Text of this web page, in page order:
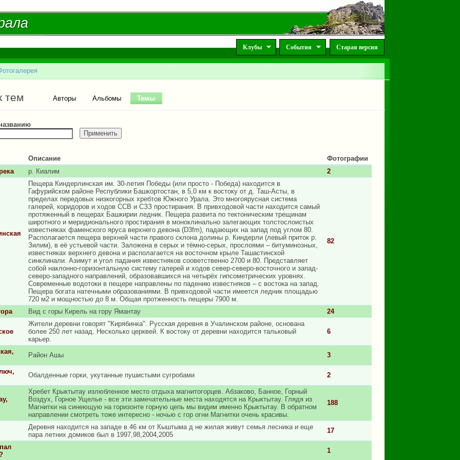
Клубы События Старая версия
тем
вкладки Авторы Альбомы Темы
Описание
Фотографии
р. Киалим 2
Пещера Киндерлинская им. 30-летия Победы (или просто - Победа) находится в
Гафурийском районе Республики Башкортостан, в 5,0 км к востоку от д. Таш-Асты, в
пределах передовых низкогорных хребтов Южного Урала. Это многоярусная система
галерей, коридоров и ходов ССВ и СЗЗ простирания. В привходовой части находится самый
протяженный в пещерах Башкирии ледник. Пещера развита по тектоническим трещинам
широтного и меридионального простирания в моноклинально залегающих толстослоистых
известняках фаменского яруса верхнего девона (D3fm), падающих на запад под углом 80.
Располагается пещера верхней части правого склона долины р. Киндерли (левый приток р.
Зилим), в её устьевой части. Заложена в серых и тёмно-серых, прослоями – битуминозных,
известняках верхнего девона и располагается на восточном крыле Ташастинской
синклинали. Азимут и угол падания известняков сооветственно 2700 и 80. Представляет
собой наклонно-горизонтальную систему галерей и ходов север-северо-восточного и запад-
северо-западного направлений, образовавшихся на четырёх гипсометрических уровнях.
Современные водотоки в пещере направлены по падению известняков – с востока на запад.
Пещера богата натечными образованиями. В привходовой части имеется ледник площадью
720 м2 и мощностью до 8 м. Общая протженность пещеры 7900 м.
82
Вид с горы Кирель на гору Ямантау 24
Жители деревни говорят "Кирябинка". Русская деревня в Учалинском районе, основана
более 250 лет назад. Несколько церквей. К востоку от деревни находится тальковый
карьер.
6
Район Ашы 3
Обалденные горки, укутанные пушистыми сугробами 2
Хребет Крыктытау излюбленное место отдыха магнитогорцев. Абзаково, Банное, Горный
Воздух, Горное Ущелье - все эти замечательные места находятся на Крыктытау. Глядя из
Магнитки на синеющую на горизонте горную цепь мы видим именно Крыктытау. В обратном
направлении смотреть тоже интересно - ночью с гор огни Магнитки очень красивы.
188
Деревня находится на западе в 46 км от Кыштыма д не жилая живут семья лесника и еще
пара летних домиков был в 1997,98,2004,2005
17
1